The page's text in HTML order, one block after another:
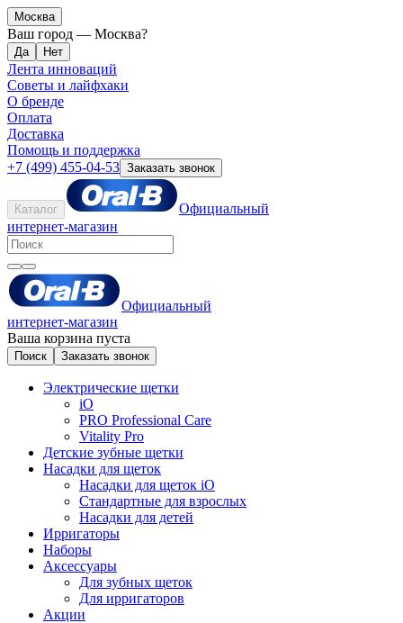
Москва
Ваш город — Москва?
Лента инноваций
Советы и лайфхаки
О бренде
Оплата
Доставка
Помощь и поддержка
+7 (499) 455-04-53 Заказать звонок
Каталог
Официальный
интернет-магазин
Официальный
интернет-магазин
Ваша корзина пуста
Поиск Заказать звонок
Электрические щетки
iO
PRO Professional Care
Vitality Pro
Детские зубные щетки
Насадки для щеток
Насадки для щеток iO
Стандартные для взрослых
Насадки для детей
Ирригаторы
Наборы
Аксессуары
Для зубных щеток
Для ирригаторов
Акции